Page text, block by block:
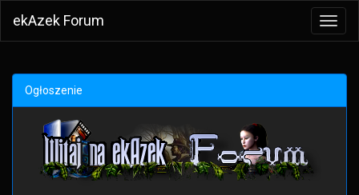
ekAzek Forum
Ogłoszenie